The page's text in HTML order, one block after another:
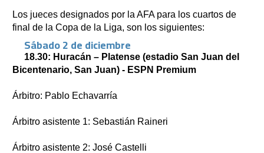
Fúnebres
Edictos
Teléfonos de urgencia
Los jueces designados por la AFA para los cuartos de
final de la Copa de la Liga, son los siguientes:
Sábado 2 de diciembre
18.30: Huracán – Platense (estadio San Juan del
Bicentenario, San Juan) - ESPN Premium
Árbitro: Pablo Echavarría
Árbitro asistente 1: Sebastián Raineri
Árbitro asistente 2: José Castelli